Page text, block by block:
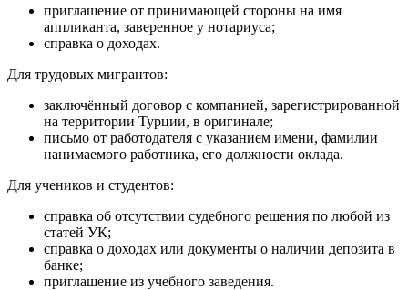
приглашение от принимающей стороны на имя
аппликанта, заверенное у нотариуса;
справка о доходах.
Для трудовых мигрантов:
заключённый договор с компанией, зарегистрированной
на территории Турции, в оригинале;
письмо от работодателя с указанием имени, фамилии
нанимаемого работника, его должности оклада.
Для учеников и студентов:
справка об отсутствии судебного решения по любой из
статей УК;
справка о доходах или документы о наличии депозита в
банке;
приглашение из учебного заведения.